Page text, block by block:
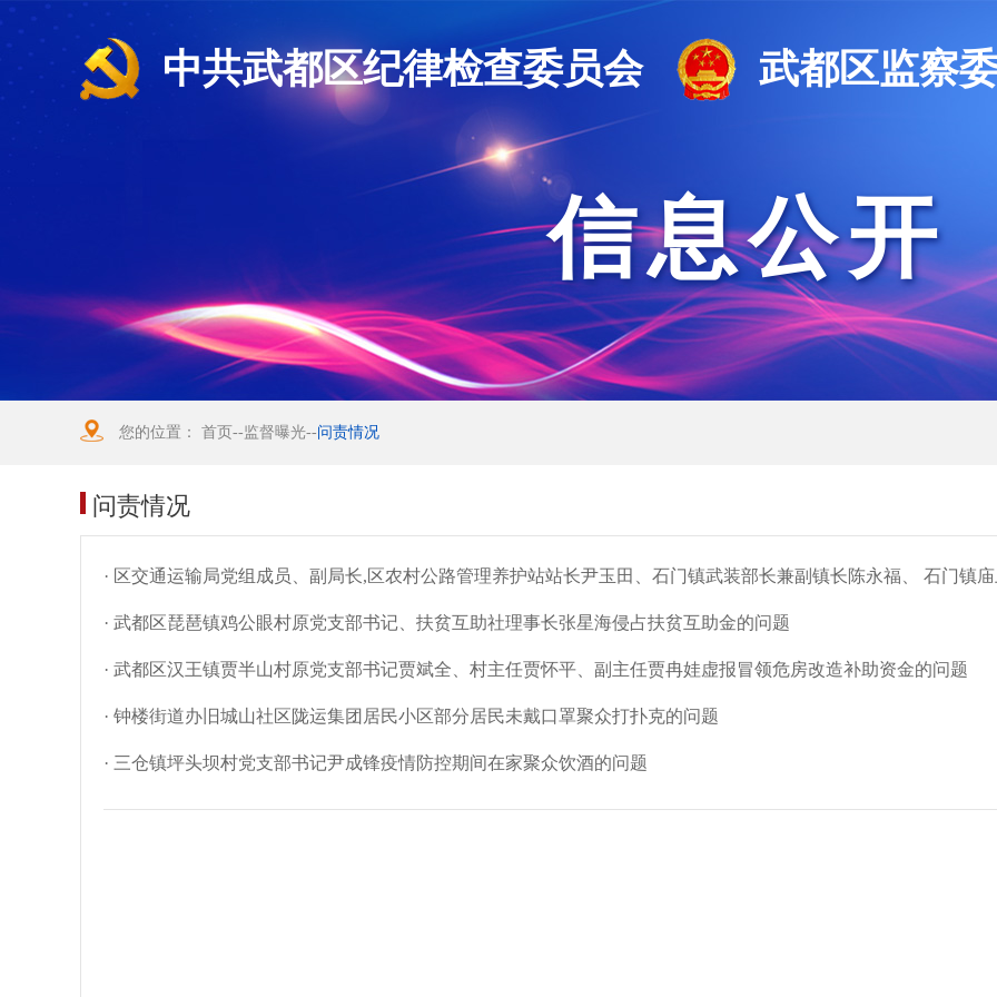
中共武都区纪律检查委员会 武都区监察
信息公开
您的位置： 首页 --监督曝光--问责情况
问责情况
· 区交通运输局党组成员、副局长,区农村公路管理养护站站长尹玉田、石门镇武装部长兼副镇长陈永福、 石门镇
· 武都区琵琶镇鸡公眼村原党支部书记、扶贫互助社理事长张星海侵占扶贫互助金的问题
· 武都区汉王镇贾半山村原党支部书记贾斌全、村主任贾怀平、副主任贾冉娃虚报冒领危房改造补助资金的问题
· 钟楼街道办旧城山社区陇运集团居民小区部分居民未戴口罩聚众打扑克的问题
· 三仓镇坪头坝村党支部书记尹成锋疫情防控期间在家聚众饮酒的问题